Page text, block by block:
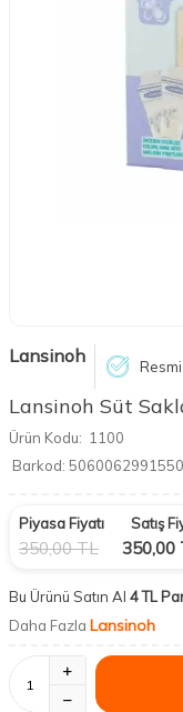
Lansinoh
Lansinoh Süt
Ürün Kodu: 1100
Barkod: 5060062991550
Piyasa Fiyatı
350,00TL
Satış
350,00
Bu Ürünü Satın Al 4 TL
Daha Fazla Lansinoh